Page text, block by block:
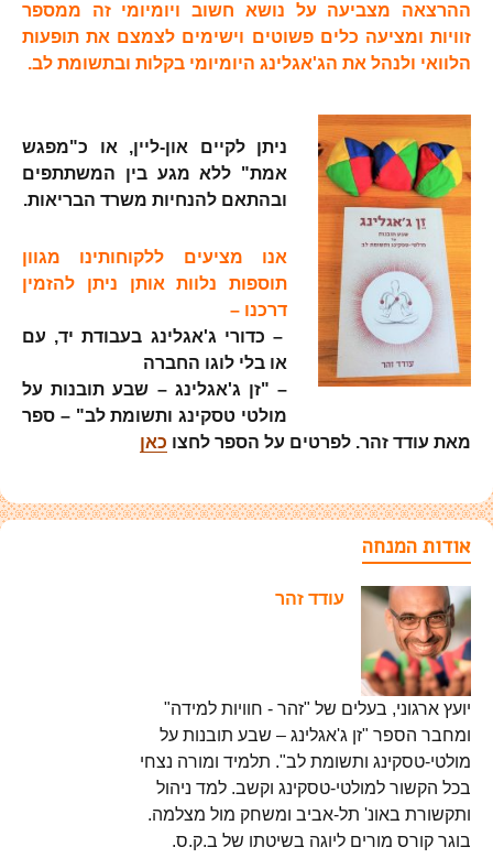
ההרצאה מצביעה על נושא חשוב ויומיומי זה ממספר
זוויות ומציעה כלים פשוטים וישימים לצמצם את תופעות
הלוואי ולנהל את הג'אגלינג היומיומי בקלות ובתשומת לב.
ניתן לקיים און-ליין, או כ"מפגש
אמת" ללא מגע בין המשתתפים
ובהתאם להנחיות משרד הבריאות.
אנו מציעים ללקוחותינו מגוון
תוספות נלוות אותן ניתן להזמין
דרכנו –
– כדורי ג'אגלינג בעבודת יד, עם
או בלי לוגו החברה
– "זן ג'אגלינג – שבע תובנות על
מולטי טסקינג ותשומת לב" – ספר
מאת עודד זהר. לפרטים על הספר לחצו כאן
אודות המנחה
עודד זהר
יועץ ארגוני, בעלים של "זהר - חוויות למידה"
ומחבר הספר "זן ג'אגלינג – שבע תובנות על
מולטי-טסקינג ותשומת לב". תלמיד ומורה נצחי
בכל הקשור למולטי-טסקינג וקשב. למד ניהול
ותקשורת באונ' תל-אביב ומשחק מול מצלמה.
בוגר קורס מורים ליוגה בשיטתו של ב.ק.ס.